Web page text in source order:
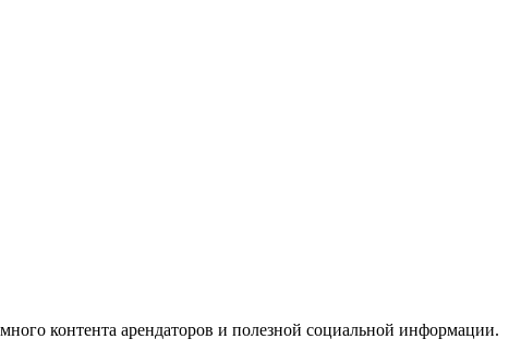
контента арендаторов и полезной социальной информации.